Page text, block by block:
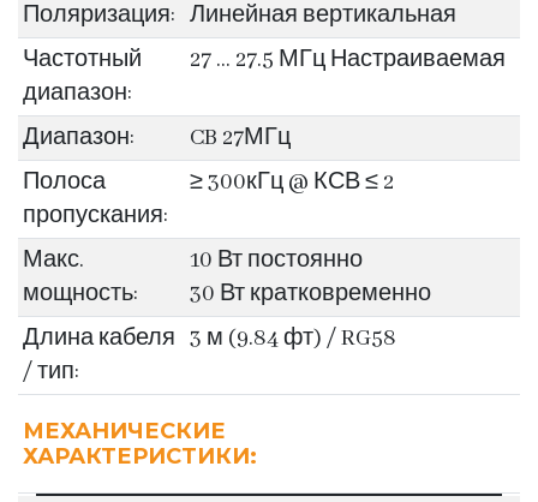
Поляризация: Линейная вертикальная
Частотный
диапазон:
27 … 27.5 МГц Настраиваемая
Диапазон:
CB 27МГц
Полоса
пропускания:
≥ 300кГц @ КСВ ≤ 2
Макс.
мощность:
10 Вт постоянно
30 Вт кратковременно
Длина кабеля
/ тип:
3 м (9.84 фт) / RG58
МЕХАНИЧЕСКИЕ
ХАРАКТЕРИСТИКИ: